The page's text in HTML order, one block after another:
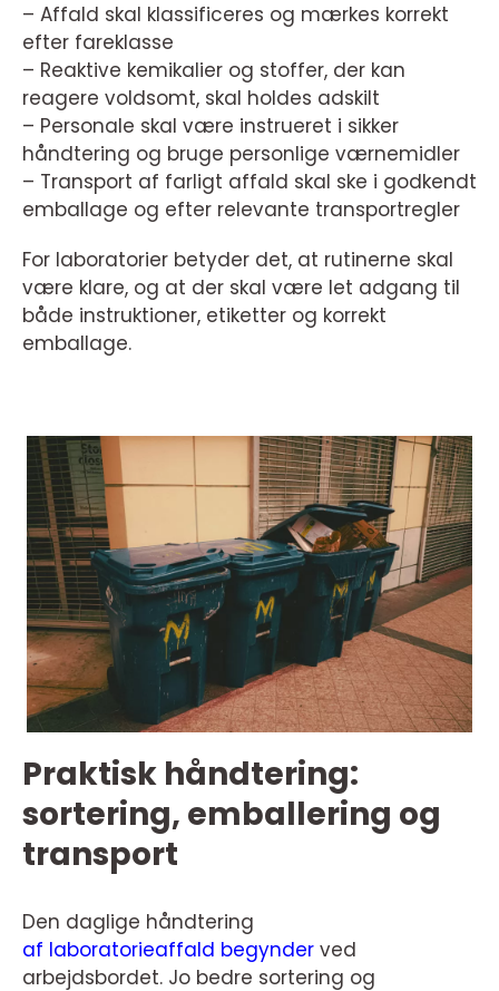
– Affald skal klassificeres og mærkes korrekt
efter fareklasse
– Reaktive kemikalier og stoffer, der kan
reagere voldsomt, skal holdes adskilt
– Personale skal være instrueret i sikker
håndtering og bruge personlige værnemidler
– Transport af farligt affald skal ske i godkendt
emballage og efter relevante transportregler
For laboratorier betyder det, at rutinerne skal
være klare, og at der skal være let adgang til
både instruktioner, etiketter og korrekt
emballage.
Praktisk håndtering:
sortering, emballering og
transport
Den daglige håndtering
af laboratorieaffald begynder ved
arbejdsbordet. Jo bedre sortering og